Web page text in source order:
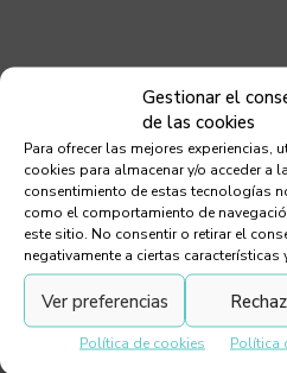
Gestionar el
de las cookies
Para ofrecer las mejores
cookies para almacenar y/o acceder
consentimiento de estas tecnologías
como el comportamiento de
este sitio. No consentir o retirar el
negativamente a ciertas características
Ver preferencias
Política de cookies Política